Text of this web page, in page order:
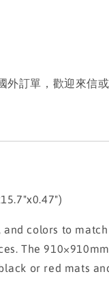
訂單，歡迎來信或
colors to
The
or red mats